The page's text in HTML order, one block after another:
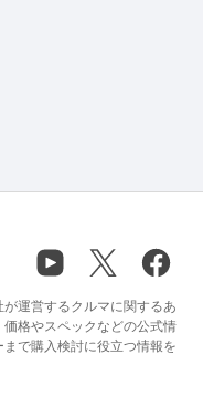
運営するクルマに関するあ
格やスペックなどの公式情
で購入検討に役立つ情報を